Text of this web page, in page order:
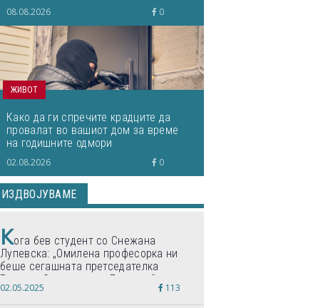
08.08.2026 0
ЖИВОТ
Како да ги спречите крадците да
провалат во вашиот дом за време
на годишните одмори
02.08.2026 0
ИЗДВОЈУВАМЕ
Кога бев студент со Снежана
Лупевска: „Омилена професорка ни
беше сегашната претседателка
Гордана Сиљановска-Давкова“
02.05.2025 113